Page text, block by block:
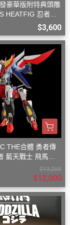
豪華版附特典頭雕
HEATFIG 忍者龜
$3,600
THE合體 勇者傳
藍天戰士 飛馬戰
$13,200
$12,000